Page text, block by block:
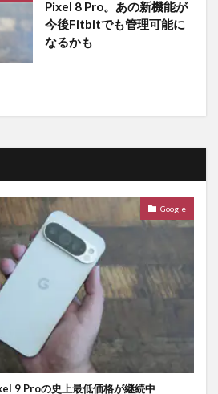
Pixel 8 Pro。あの新機能が
今後Fitbitでも管理可能に
なるかも
Google
9 Proの史上最低価格が継続中